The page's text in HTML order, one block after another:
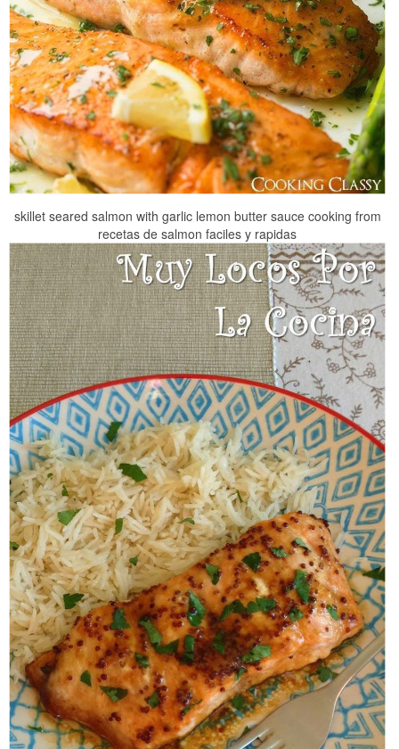
skillet seared salmon with garlic lemon butter sauce cooking from
recetas de salmon faciles y rapidas